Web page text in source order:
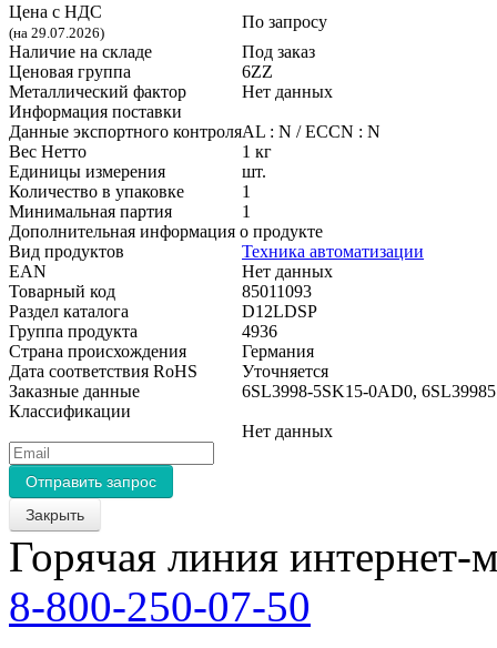
Цена с НДС
(на 29.07.2026)
По запросу
Наличие на складе
Под заказ
Ценовая группа
6ZZ
Металлический фактор
Нет данных
Информация поставки
Данные экспортного контроляAL : N / ECCN : N
Вес Нетто
1 кг
Единицы измерения
шт.
Количество в упаковке
1
Минимальная партия
1
Дополнительная информация о продукте
Вид продуктов
Техника автоматизации
EAN
Нет данных
Товарный код
85011093
Раздел каталога
D12LDSP
Группа продукта
4936
Страна происхождения
Германия
Дата соответствия RoHS
Уточняется
Заказные данные
6SL3998-5SK15-0AD0,
Классификации
Нет данных
Закрыть
Горячая линия интернет-
8-800-250-07-50